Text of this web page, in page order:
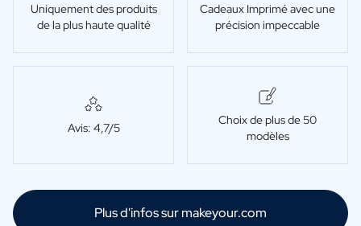
Uniquement des produits
de la plus haute qualité
Cadeaux Imprimé avec une
précision impeccable
Avis: 4,7/5
Choix de plus de 50
modèles
Plus d'infos sur makeyour.com